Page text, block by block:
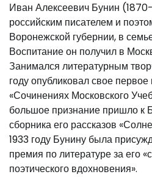
Иван Алексеевич Бунин
российским писателем и
Воронежской губернии, в
Воспитание он получил в
Занимался литературным
году опубликовал свое
«Сочинениях Московского
большое признание пришло к
сборника его рассказов
1933 году Бунину была
премия по литературе за его
поэтического вдохновения».